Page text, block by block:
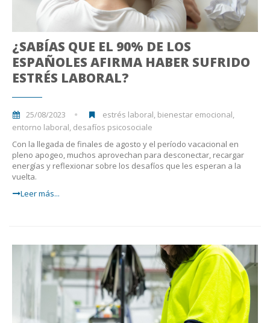
¿SABÍAS QUE EL 90% DE LOS
ESPAÑOLES AFIRMA HABER SUFRIDO
ESTRÉS LABORAL?
25/08/2023
estrés laboral, bienestar emocional,
entorno laboral, desafíos psicosociale
Con la llegada de finales de agosto y el período vacacional en
pleno apogeo, muchos aprovechan para desconectar, recargar
energías y reflexionar sobre los desafíos que les esperan a la
vuelta.
Leer más...